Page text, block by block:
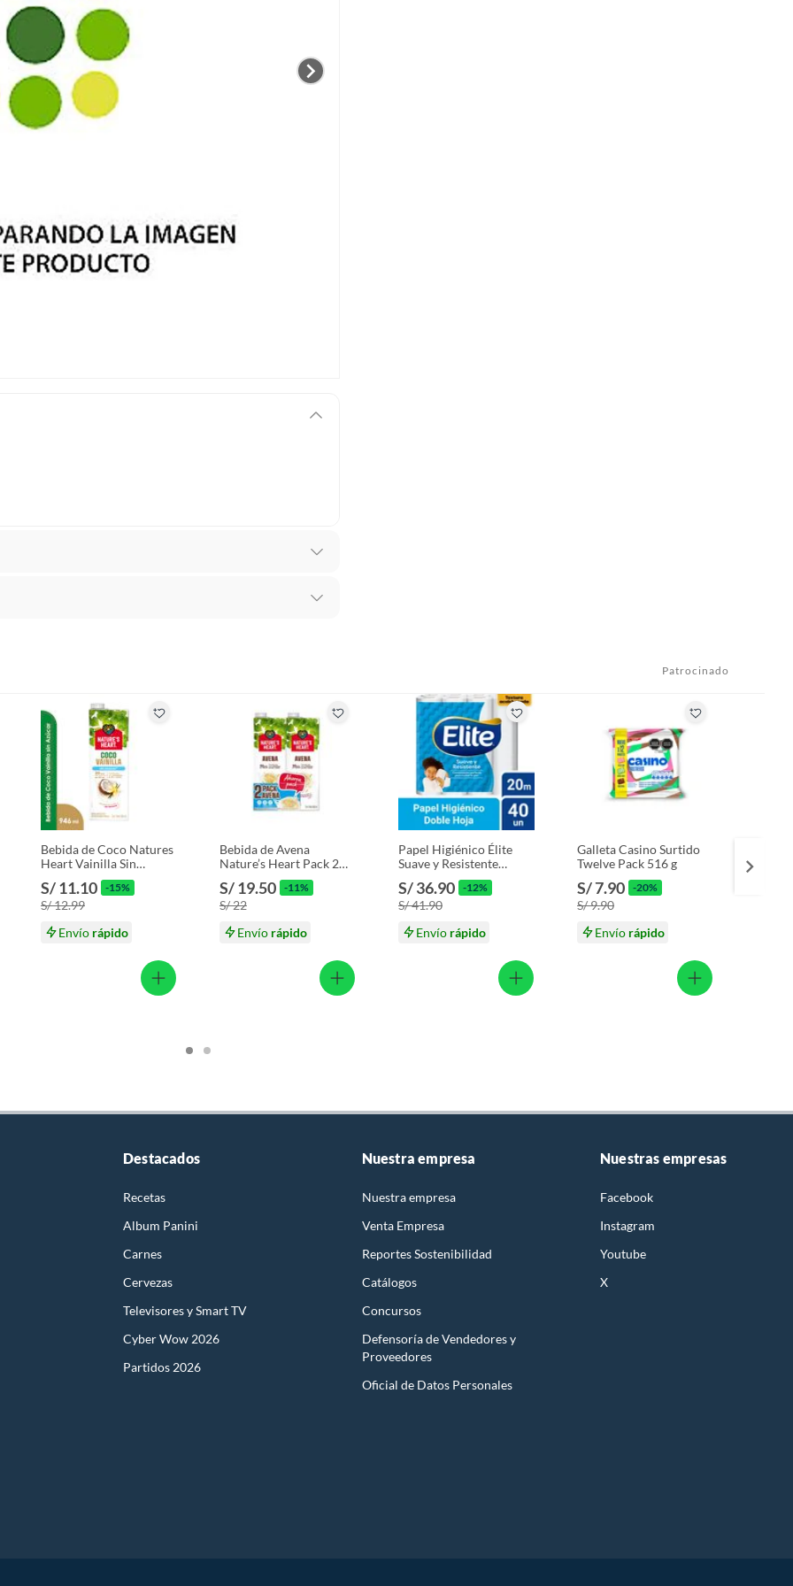
tienen:
productos para asfalto, hormigón, albañilería.
productos para asfalto.
tecnología, línea blanca, colchones, muebles, bicicletas y
alimenticios, vitaminas.
Patrocinado
Bebida de Coco Natures
Heart Vainilla Sin
Azúcar Caja 946 mL
S/ 11.10 -15%
S/ 12.99
Envío rápido
Bebida de Avena
Nature’s Heart Pack 2
Cajas 946 mL
S/ 19.50 -11%
S/ 22
Envío rápido
Papel Higiénico Élite
Suave y Resistente
Empaque 40 Und
S/ 36.90 -12%
S/ 41.90
Envío rápido
Galleta Casino Surtido
Twelve Pack 516 g
S/ 7.90 -20%
S/ 9.90
Envío rápido
Destacados
Recetas
Album Panini
Carnes
Cervezas
Televisores y Smart TV
Cyber Wow 2026
Partidos 2026
Nuestra empresa
Nuestra empresa
Venta Empresa
Reportes Sostenibilidad
Catálogos
Concursos
Defensoría de Vendedores y
Proveedores
Oficial de Datos Personales
Nuestras empresas
Facebook
Instagram
Youtube
X